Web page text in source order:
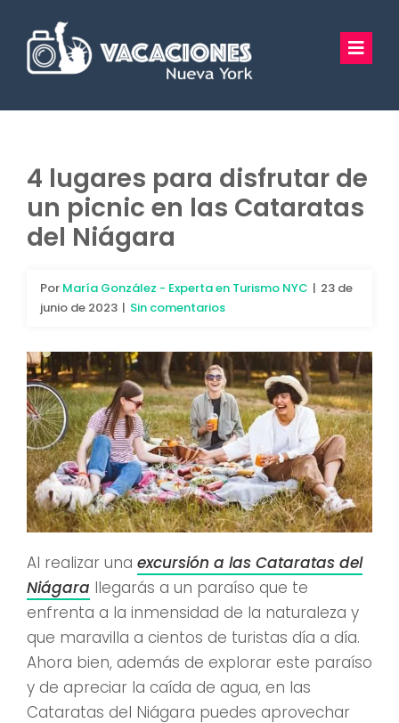
contenido
Vacaciones Nueva York
Tours Privados
Guía Turística
Hoteles
Preguntas Frecuentes
4 lugares para disfrutar de
un picnic en las Cataratas
del Niágara
Por María González - Experta en Turismo NYC | 23 de
junio de 2023 | Sin comentarios
Al realizar una excursión a las Cataratas del
Niágara llegarás a un paraíso que te
enfrenta a la inmensidad de la naturaleza y
que maravilla a cientos de turistas día a día.
Ahora bien, además de explorar este paraíso
y de apreciar la caída de agua, en las
Cataratas del Niágara puedes aprovechar